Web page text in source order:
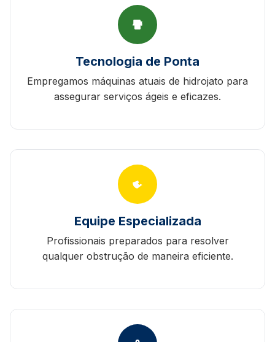
Tecnologia de Ponta
Empregamos máquinas atuais de hidrojato para
assegurar serviços ágeis e eficazes.
Equipe Especializada
Profissionais preparados para resolver
qualquer obstrução de maneira eficiente.